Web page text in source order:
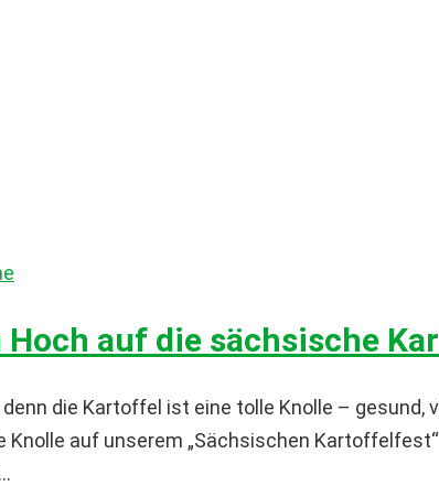
auf die sächsische
die Kartoffel ist eine tolle Knolle –
auf unserem „Sächsischen